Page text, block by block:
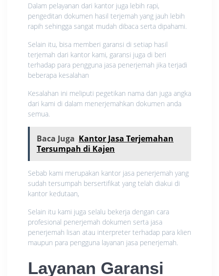
Dalam pelayanan dari kantor juga lebih rapi,
pengeditan dokumen hasil terjemah yang jauh lebih
rapih sehingga sangat mudah dibaca serta dipahami.
Selain itu, bisa memberi garansi di setiap hasil
terjemah dari kantor kami, garansi juga di beri
terhadap para pengguna jasa penerjemah jika terjadi
beberapa kesalahan
Kesalahan ini meliputi pegetikan nama dan juga angka
dari kami di dalam menerjemahkan dokumen anda
semua.
Baca Juga Kantor Jasa Terjemahan
Tersumpah di Kajen
Sebab kami merupakan kantor jasa penerjemah yang
sudah tersumpah bersertifikat yang telah diakui di
kantor kedutaan,
Selain itu kami juga selalu bekerja dengan cara
profesional penerjemah dokumen serta jasa
penerjemah lisan atau interpreter terhadap para klien
maupun para pengguna layanan jasa penerjemah.
Layanan Garansi